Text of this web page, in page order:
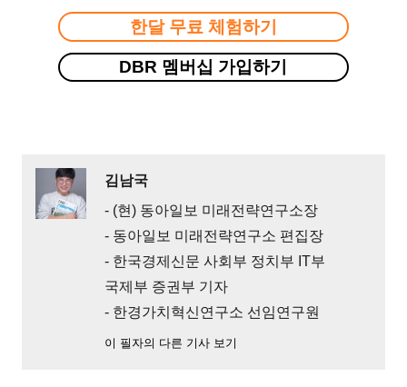
한달 무료 체험하기
DBR 멤버십 가입하기
김남국
- (현) 동아일보 미래전략연구소장
- 동아일보 미래전략연구소 편집장
- 한국경제신문 사회부 정치부 IT부
국제부 증권부 기자
- 한경가치혁신연구소 선임연구원
이 필자의 다른 기사 보기